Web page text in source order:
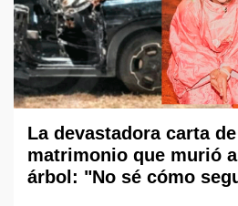
La devastadora carta
matrimonio que murió
árbol: "No sé cómo